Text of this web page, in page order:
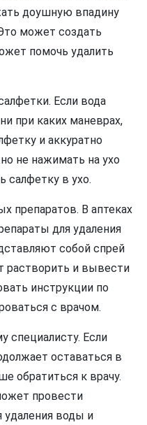
доушную впадину
может создать
помочь удалить
Если вода
при каких маневрах,
и аккуратно
не нажимать на ухо
салфетку в ухо.
препаратов. В аптеках
для удаления
собой спрей
растворить и вывести
инструкции по
с врачом.
специалисту. Если
оставаться в
обратиться к врачу.
провести
воды и